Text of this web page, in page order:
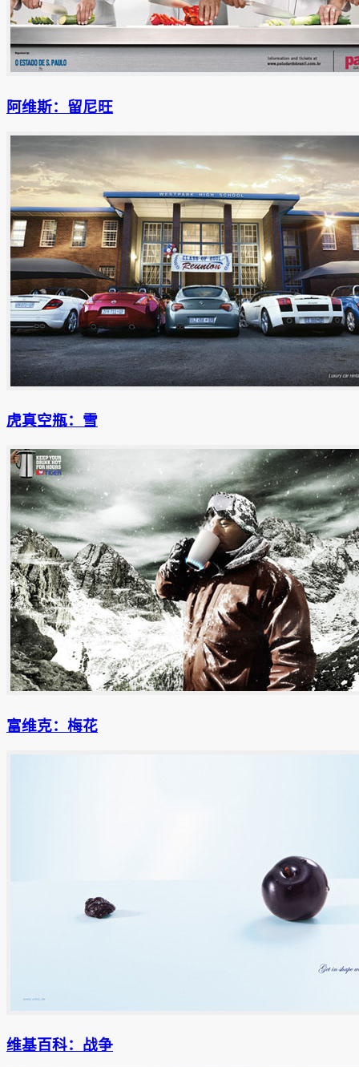
阿维斯：留尼旺
虎真空瓶：雪
富维克：梅花
维基百科：战争